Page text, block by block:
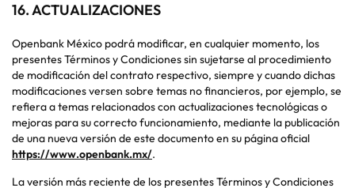
16.ACTUALIZACIONES
Openbank México podrá modificar, en cualquier momento, los
presentes Términos y Condiciones sin sujetarse al procedimiento
de modificación del contrato respectivo, siempre y cuando dichas
modificaciones versen sobre temas no financieros, por ejemplo, se
refiera a temas relacionados con actualizaciones tecnológicas o
mejoras para su correcto funcionamiento, mediante la publicación
de una nueva versión de este documento en su página oficial
https://www.openbank.mx/.
La versión más reciente de los presentes Términos y Condiciones